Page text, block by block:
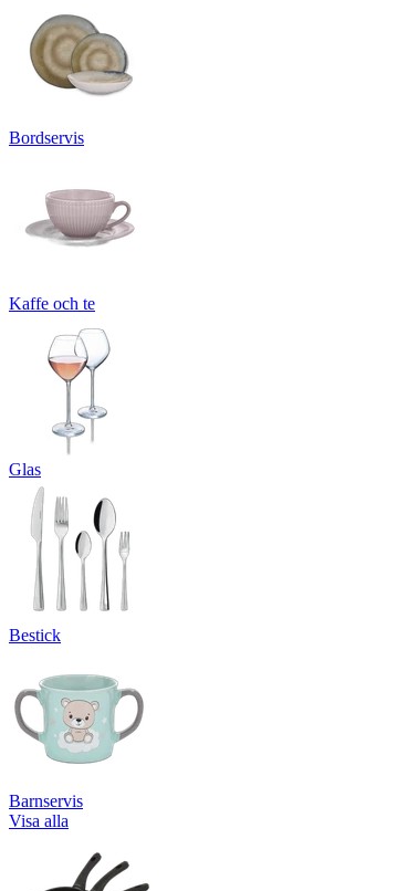
Bordservis
Kaffe och te
Glas
Bestick
Barnservis
Visa alla